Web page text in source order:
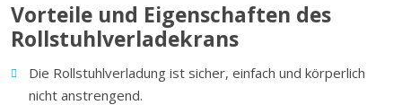
Vorteile und Eigenschaften des
Rollstuhlverladekrans
Die Rollstuhlverladung ist sicher, einfach und körperlich
nicht anstrengend.